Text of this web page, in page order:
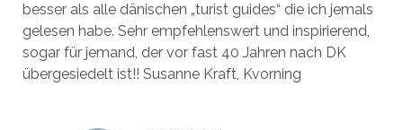
besser als alle dänischen „turist guides“ die ich jemals
gelesen habe. Sehr empfehlenswert und inspirierend,
sogar für jemand, der vor fast 40 Jahren nach DK
übergesiedelt ist!! Susanne Kraft, Kvorning